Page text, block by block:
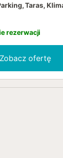
Taras,
rezerwacji
Zobacz ofertę